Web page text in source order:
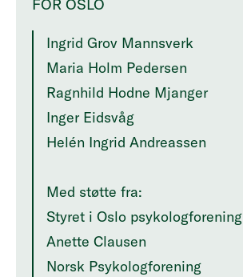
FOR OSLO
Ingrid Grov Mannsverk
Maria Holm Pedersen
Ragnhild Hodne Mjanger
Inger Eidsvåg
Helén Ingrid Andreassen
Med støtte fra:
Styret i Oslo psykologforening
Anette Clausen
Norsk Psykologforening